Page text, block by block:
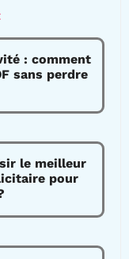
: comment
sans perdre
le meilleur
pour